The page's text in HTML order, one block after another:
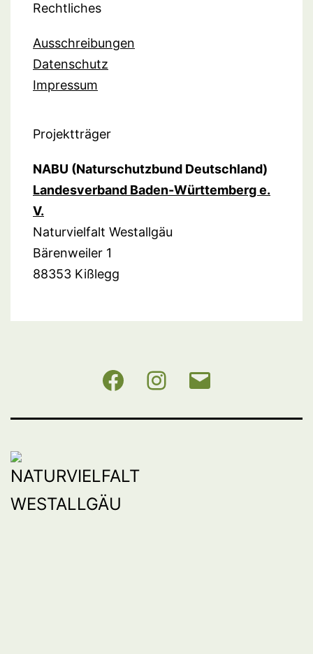
Rechtliches
Ausschreibungen
Datenschutz
Impressum
Projektträger
NABU (Naturschutzbund Deutschland)
Landesverband Baden-Württemberg e.
V.
Naturvielfalt Westallgäu
Bärenweiler 1
88353 Kißlegg
NABU Instagram